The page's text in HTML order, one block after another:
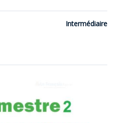
Intermédiaire